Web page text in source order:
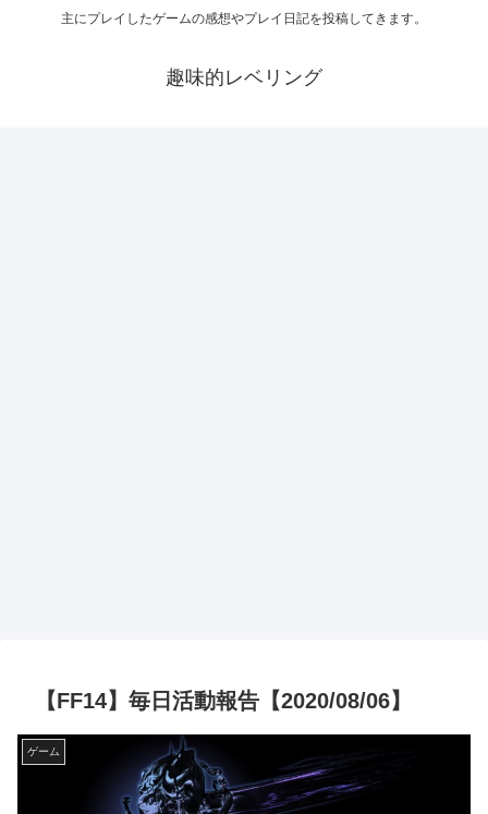
主にプレイしたゲームの感想やプレイ日記を投稿してきます。
趣味的レベリング
【FF14】毎日活動報告【2020/08/06】
ゲーム